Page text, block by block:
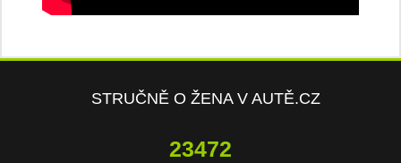
STRUČNĚ O ŽENA V AUTĚ.CZ
23472